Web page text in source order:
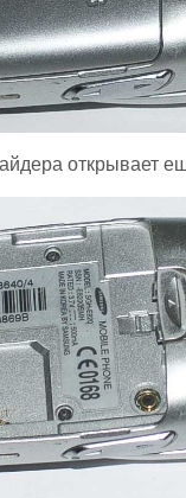
открывает